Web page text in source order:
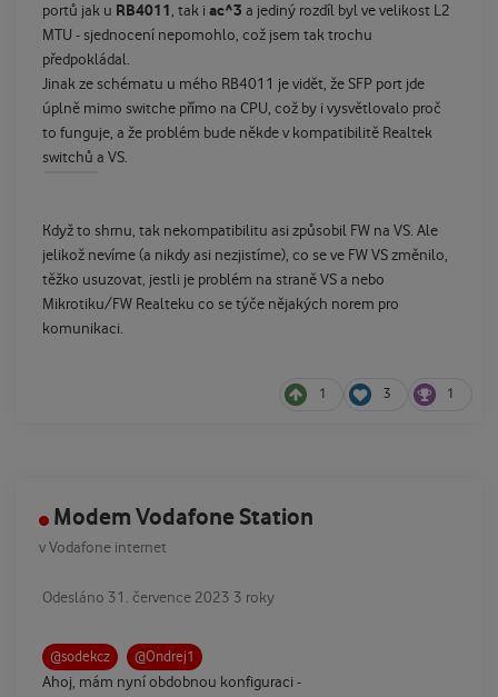
portů jak u RB4011, tak i ac^3 a jediný rozdíl byl ve velikost L2
MTU - sjednocení nepomohlo, což jsem tak trochu
předpokládal.
Jinak ze schématu u mého RB4011 je vidět, že SFP port jde
úplně mimo switche přímo na CPU, což by i vysvětlovalo proč
to funguje, a že problém bude někde v kompatibilitě Realtek
switchů a VS.
Když to shrnu, tak nekompatibilitu asi způsobil FW na VS. Ale
jelikož nevíme (a nikdy asi nezjistíme), co se ve FW VS změnilo,
těžko usuzovat, jestli je problém na straně VS a nebo
Mikrotiku/FW Realteku co se týče nějakých norem pro
komunikaci.
1 3 1
Modem Vodafone Station
vVodafone internet
Odesláno 31. července 2023 3 roky
@sodekcz @Ondrej1
Ahoj, mám nyní obdobnou konfiguraci -